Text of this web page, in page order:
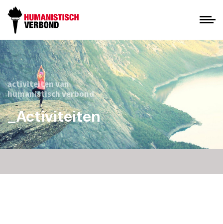
activiteiten van
humanistisch verbond
_Activiteiten